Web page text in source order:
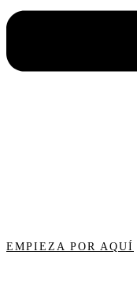
EMPIEZA POR AQUÍ